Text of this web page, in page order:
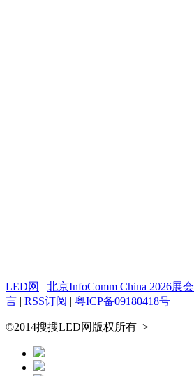
LED网 | 北京InfoComm China 2026展会
言 | RSS订阅 | 粤ICP备09180418号
©2014搜搜LED网版权所有 >